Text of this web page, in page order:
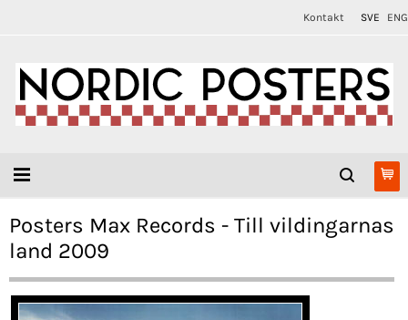
Kontakt SVE ENG
Posters Max Records - Till vildingarnas
land 2009